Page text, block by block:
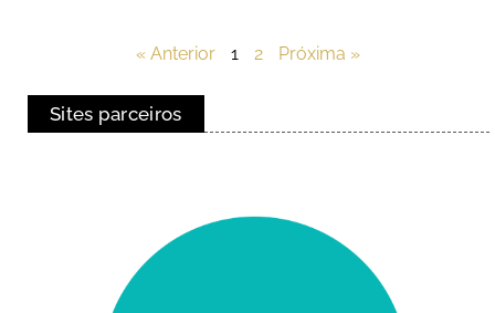
« Anterior 1 2 Próxima »
Sites parceiros